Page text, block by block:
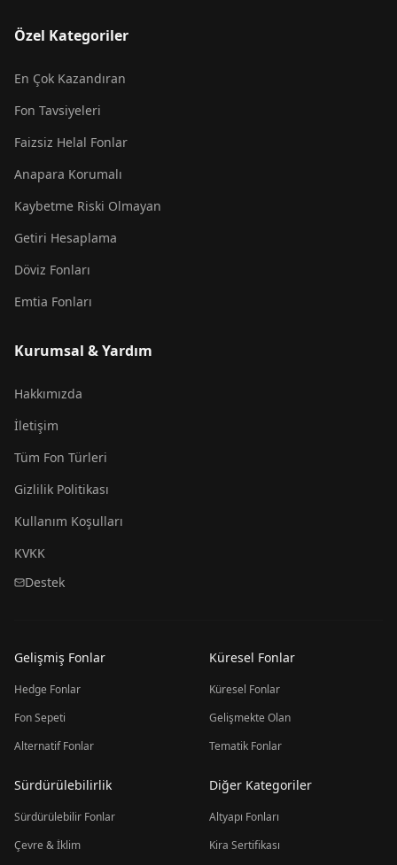
Özel Kategoriler
En Çok Kazandıran
Fon Tavsiyeleri
Faizsiz Helal Fonlar
Anapara Korumalı
Kaybetme Riski Olmayan
Getiri Hesaplama
Döviz Fonları
Emtia Fonları
Kurumsal & Yardım
Hakkımızda
İletişim
Tüm Fon Türleri
Gizlilik Politikası
Kullanım Koşulları
KVKK
Destek
Gelişmiş Fonlar
Hedge Fonlar
Fon Sepeti
Alternatif Fonlar
Küresel Fonlar
Küresel Fonlar
Gelişmekte Olan
Tematik Fonlar
Sürdürülebilirlik
Sürdürülebilir Fonlar
Çevre & İklim
Diğer Kategoriler
Altyapı Fonları
Kira Sertifikası